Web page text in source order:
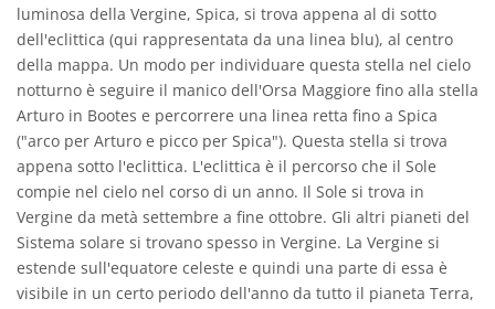
luminosa della Vergine, Spica, si trova appena al di sotto
dell'eclittica (qui rappresentata da una linea blu), al centro
della mappa. Un modo per individuare questa stella nel cielo
notturno è seguire il manico dell'Orsa Maggiore fino alla stella
Arturo in Bootes e percorrere una linea retta fino a Spica
("arco per Arturo e picco per Spica"). Questa stella si trova
appena sotto l'eclittica. L'eclittica è il percorso che il Sole
compie nel cielo nel corso di un anno. Il Sole si trova in
Vergine da metà settembre a fine ottobre. Gli altri pianeti del
Sistema solare si trovano spesso in Vergine. La Vergine si
estende sull'equatore celeste e quindi una parte di essa è
visibile in un certo periodo dell'anno da tutto il pianeta Terra,